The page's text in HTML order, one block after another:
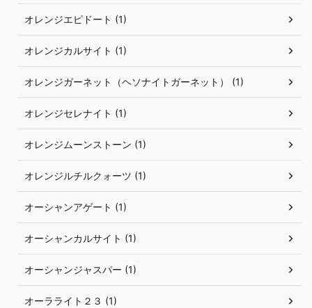
オレンジエピドート (1)
オレンジカルサイト (1)
オレンジガーネット（ヘソナイトガーネット） (1)
オレンジセレナイト (1)
オレンジムーンストーン (1)
オレンジルチルクォーツ (1)
オーシャンアゲート (1)
オーシャンカルサイト (1)
オーシャンジャスパー (1)
オーラライト２３ (1)